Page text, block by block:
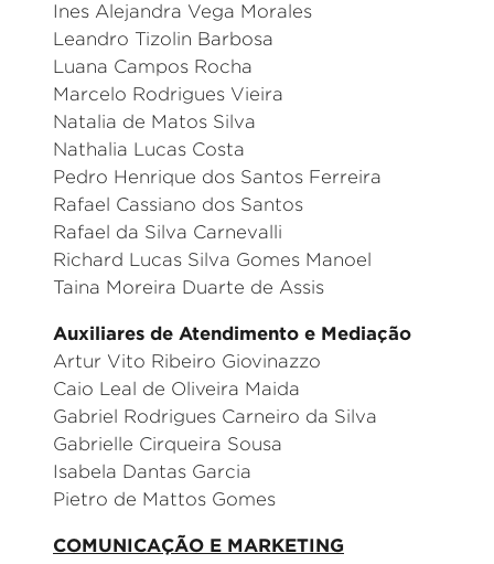
Ines Alejandra Vega Morales
Leandro Tizolin Barbosa
Luana Campos Rocha
Marcelo Rodrigues Vieira
Natalia de Matos Silva
Nathalia Lucas Costa
Pedro Henrique dos Santos Ferreira
Rafael Cassiano dos Santos
Rafael da Silva Carnevalli
Richard Lucas Silva Gomes Manoel
Taina Moreira Duarte de Assis
Auxiliares de Atendimento e Mediação
Artur Vito Ribeiro Giovinazzo
Caio Leal de Oliveira Maida
Gabriel Rodrigues Carneiro da Silva
Gabrielle Cirqueira Sousa
Isabela Dantas Garcia
Pietro de Mattos Gomes
COMUNICAÇÃO E MARKETING